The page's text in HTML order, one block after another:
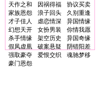
天作之和
因祸得福
协议买卖
家族恩怨
浪子回头
久别重逢
才子佳人
虐恋情深
异国情缘
幻想天开
女扮男装
你情我愿
杀手情缘
架空历史
异国奇缘
假凤虚凰
破案悬疑
阴错阳差
强取豪夺
爱恨交织
魂驰梦移
豪门恩怨